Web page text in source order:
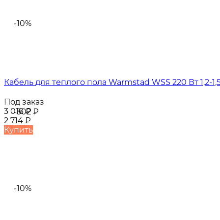
-10%
-302 ₽
Кабель для теплого пола Warmstad WSS 220 Вт 1,2-
Под заказ
3 016₽
2 714 ₽
Купить
-10%